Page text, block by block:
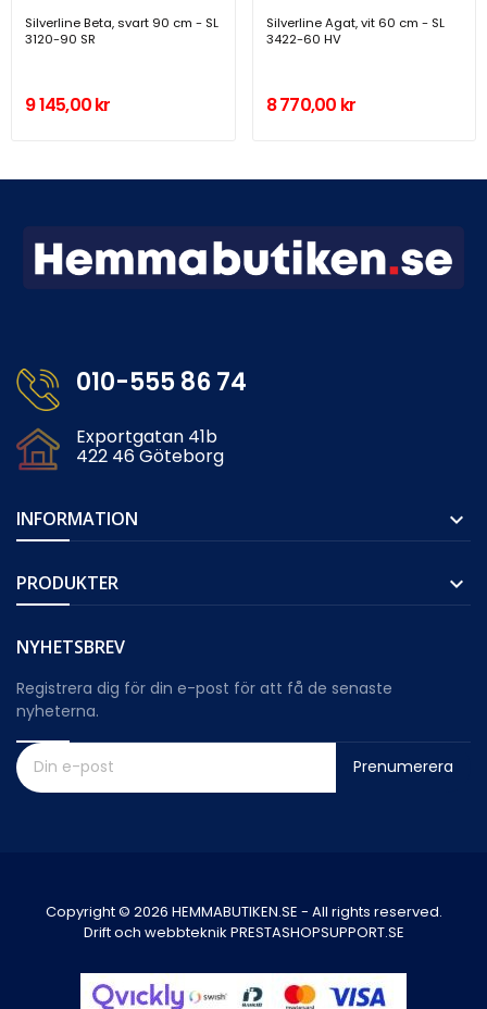
Silverline Beta, svart 90 cm - SL
3120-90 SR
9 145,00 kr
Silverline Agat, vit 60 cm - SL
3422-60 HV
8 770,00 kr
010-555 86 74
Exportgatan 41b
422 46 Göteborg
INFORMATION 
PRODUKTER 
NYHETSBREV
Registrera dig för din e-post för att få de senaste
nyheterna.
Prenumerera
Copyright © 2026 HEMMABUTIKEN.SE - All rights reserved.
Drift och webbteknik PRESTASHOPSUPPORT.SE